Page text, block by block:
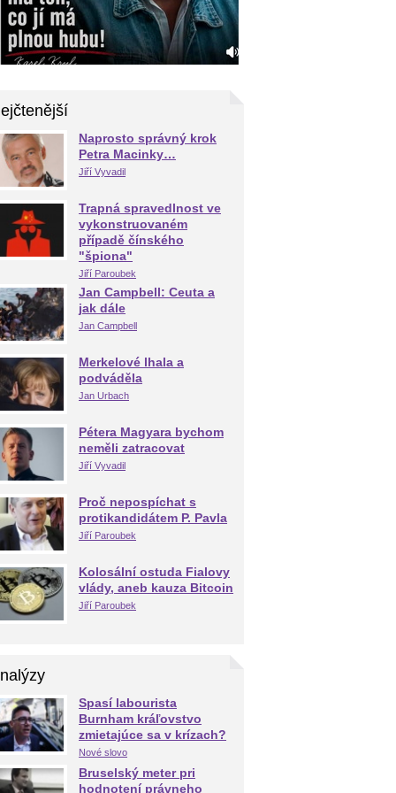
Naprosto správný krok
Petra Macinky…
Jiří Vyvadil
Trapná spravedlnost ve
vykonstruovaném
případě čínského
"špiona"
Jiří Paroubek
Jan Campbell: Ceuta a
jak dále
Jan Campbell
Merkelové lhala a
podváděla
Jan Urbach
Pétera Magyara bychom
neměli zatracovat
Jiří Vyvadil
Proč nepospíchat s
protikandidátem P. Pavla
Jiří Paroubek
Kolosální ostuda Fialovy
vlády, aneb kauza Bitcoin
Jiří Paroubek
Spasí labourista
Burnham kráľovstvo
zmietajúce sa v krízach?
Nové slovo
Bruselský meter pri
hodnotení právneho